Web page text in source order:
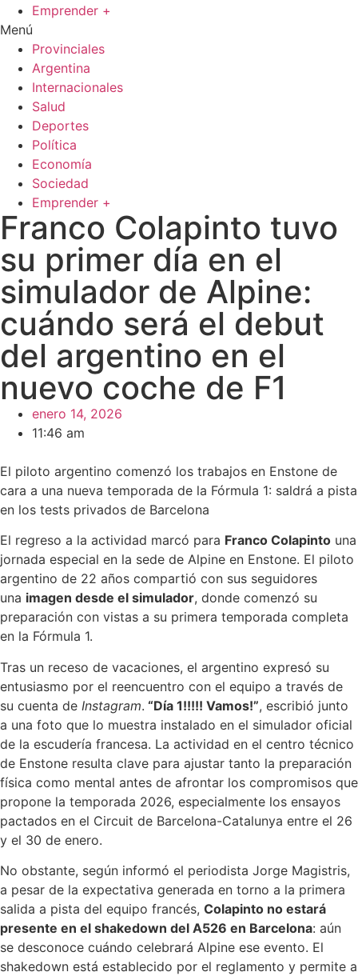
Emprender +
Menú
Provinciales
Argentina
Internacionales
Salud
Deportes
Política
Economía
Sociedad
Emprender +
Franco Colapinto tuvo
su primer día en el
simulador de Alpine:
cuándo será el debut
del argentino en el
nuevo coche de F1
enero 14, 2026
11:46 am
El piloto argentino comenzó los trabajos en Enstone de
cara a una nueva temporada de la Fórmula 1: saldrá a pista
en los tests privados de Barcelona
El regreso a la actividad marcó para Franco Colapinto una
jornada especial en la sede de Alpine en Enstone. El piloto
argentino de 22 años compartió con sus seguidores
una imagen desde el simulador, donde comenzó su
preparación con vistas a su primera temporada completa
en la Fórmula 1.
Tras un receso de vacaciones, el argentino expresó su
entusiasmo por el reencuentro con el equipo a través de
su cuenta de Instagram. “Día 1!!!!! Vamos!”, escribió junto
a una foto que lo muestra instalado en el simulador oficial
de la escudería francesa. La actividad en el centro técnico
de Enstone resulta clave para ajustar tanto la preparación
física como mental antes de afrontar los compromisos que
propone la temporada 2026, especialmente los ensayos
pactados en el Circuit de Barcelona-Catalunya entre el 26
y el 30 de enero.
No obstante, según informó el periodista Jorge Magistris,
a pesar de la expectativa generada en torno a la primera
salida a pista del equipo francés, Colapinto no estará
presente en el shakedown del A526 en Barcelona: aún
se desconoce cuándo celebrará Alpine ese evento. El
shakedown está establecido por el reglamento y permite a